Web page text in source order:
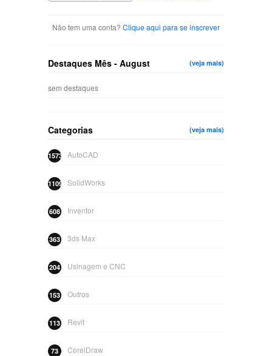
Não tem uma conta? Clique aqui para se inscrever
Destaques Mês - August (veja mais)
sem destaques
Categorias (veja mais)
AutoCAD
1573
SolidWorks
1109
Inventor
608
3ds Max
363
Usinagem e CNC
204
Outros
153
Revit
113
CorelDraw
73